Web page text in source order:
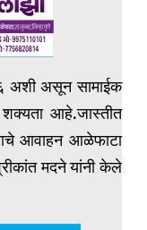
अशी असून सामाईक
शक्यता आहे.जास्तीत
आवाहन आळेफाटा
मदने यांनी केले